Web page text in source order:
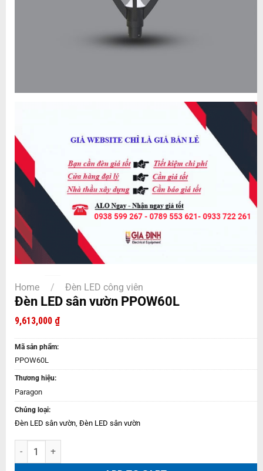
Home / Đèn LED công viên
Đèn LED sân vườn PPOW60L
9,613,000 ₫
Mã sản phẩm:
PPOW60L
Thương hiệu:
Paragon
Chủng loại:
Đèn LED sân vườn, Đèn LED sân vườn
Đèn LED sân vườn PPOW60L quantity